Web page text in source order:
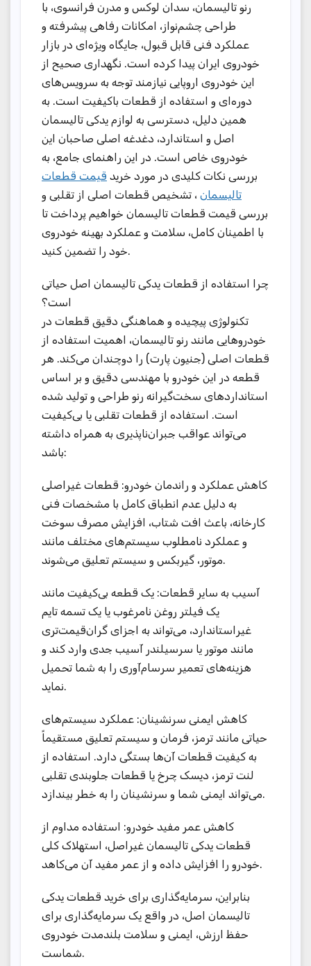
رنو تالیسمان، سدان لوکس و مدرن فرانسوی، با
طراحی چشم‌نواز، امکانات رفاهی پیشرفته و
عملکرد فنی قابل قبول، جایگاه ویژه‌ای در بازار
خودروی ایران پیدا کرده است. نگهداری صحیح از
این خودروی اروپایی نیازمند توجه به سرویس‌های
دوره‌ای و استفاده از قطعات باکیفیت است. به
همین دلیل، دسترسی به لوازم یدکی تالیسمان
اصل و استاندارد، دغدغه اصلی صاحبان این
خودروی خاص است. در این راهنمای جامع، به
بررسی نکات کلیدی در مورد خرید قیمت قطعات
تالیسمان ، تشخیص قطعات اصلی از تقلبی و
بررسی قیمت قطعات تالیسمان خواهیم پرداخت تا
با اطمینان کامل، سلامت و عملکرد بهینه خودروی
خود را تضمین کنید.
چرا استفاده از قطعات یدکی تالیسمان اصل حیاتی
است؟
تکنولوژی پیچیده و هماهنگی دقیق قطعات در
خودروهایی مانند رنو تالیسمان، اهمیت استفاده از
قطعات اصلی (جنیون پارت) را دوچندان می‌کند. هر
قطعه در این خودرو با مهندسی دقیق و بر اساس
استانداردهای سخت‌گیرانه رنو طراحی و تولید شده
است. استفاده از قطعات تقلبی یا بی‌کیفیت
می‌تواند عواقب جبران‌ناپذیری به همراه داشته
باشد:
کاهش عملکرد و راندمان خودرو: قطعات غیراصلی
به دلیل عدم انطباق کامل با مشخصات فنی
کارخانه، باعث افت شتاب، افزایش مصرف سوخت
و عملکرد نامطلوب سیستم‌های مختلف مانند
موتور، گیربکس و سیستم تعلیق می‌شوند.
آسیب به سایر قطعات: یک قطعه بی‌کیفیت مانند
یک فیلتر روغن نامرغوب یا یک تسمه تایم
غیراستاندارد، می‌تواند به اجزای گران‌قیمت‌تری
مانند موتور یا سرسیلندر آسیب جدی وارد کند و
هزینه‌های تعمیر سرسام‌آوری را به شما تحمیل
نماید.
کاهش ایمنی سرنشینان: عملکرد سیستم‌های
حیاتی مانند ترمز، فرمان و سیستم تعلیق مستقیماً
به کیفیت قطعات آن‌ها بستگی دارد. استفاده از
لنت ترمز، دیسک چرخ یا قطعات جلوبندی تقلبی
می‌تواند ایمنی شما و سرنشینان را به خطر بیندازد.
کاهش عمر مفید خودرو: استفاده مداوم از
قطعات یدکی تالیسمان غیراصل، استهلاک کلی
خودرو را افزایش داده و از عمر مفید آن می‌کاهد.
بنابراین، سرمایه‌گذاری برای خرید قطعات یدکی
تالیسمان اصل، در واقع یک سرمایه‌گذاری برای
حفظ ارزش، ایمنی و سلامت بلندمدت خودروی
شماست.